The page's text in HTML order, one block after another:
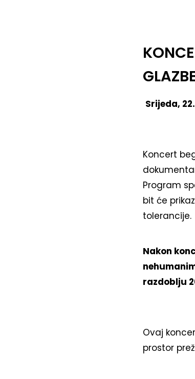
Srijeda,
Koncert
Program
bit će
tolerancije.
Nakon
razdoblju
Ovaj
prostor